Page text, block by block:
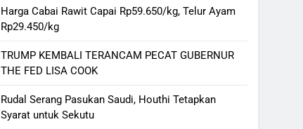
Harga Cabai Rawit Capai Rp59.650/kg, Telur Ayam
Rp29.450/kg
TRUMP KEMBALI TERANCAM PECAT GUBERNUR
THE FED LISA COOK
Rudal Serang Pasukan Saudi, Houthi Tetapkan
Syarat untuk Sekutu